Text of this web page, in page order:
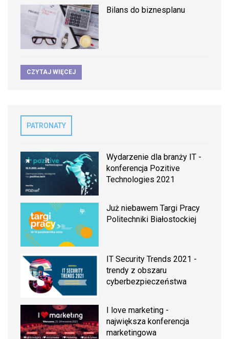
Bilans do biznesplanu
CZYTAJ WIĘCEJ
PATRONATY
Wydarzenie dla branży IT -
konferencja Pozitive
Technologies 2021
Już niebawem Targi Pracy
Politechniki Białostockiej
IT Security Trends 2021 -
trendy z obszaru
cyberbezpieczeństwa
I love marketing -
największa konferencja
marketingowa